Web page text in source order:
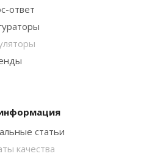
ответ
статьи
качества